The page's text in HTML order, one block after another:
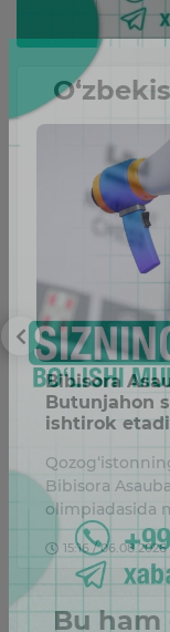
Bibisora
Butunjahon
ishtirok etadi
Bibisora
olimpiadasida
15:16 / 06.08.2026
Bu ham